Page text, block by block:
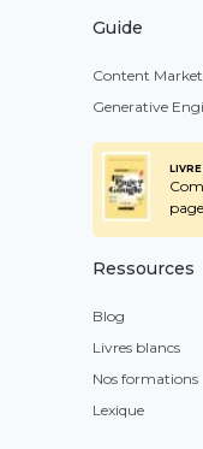
Guide
Content
Generative
Ressources
Blog
Livres blancs
Nos formations
Lexique